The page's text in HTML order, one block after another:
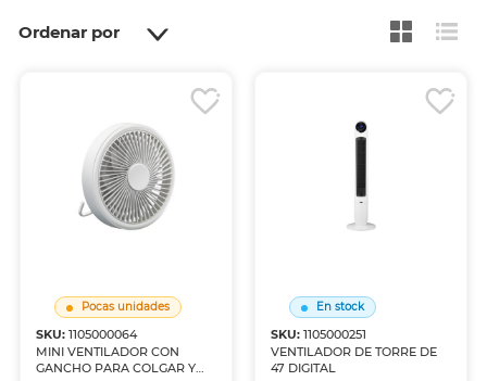
Ordenar por
Pocas unidades
SKU:1105000064
MINI VENTILADOR CON
GANCHO PARA COLGAR Y
En stock
SKU: 1105000251
VENTILADOR DE TORRE DE
47 DIGITAL